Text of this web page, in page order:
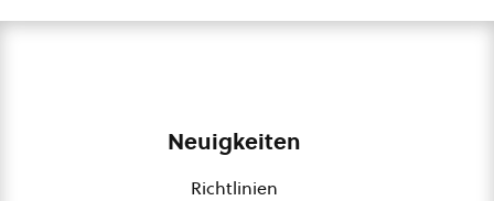
Neuigkeiten
Richtlinien